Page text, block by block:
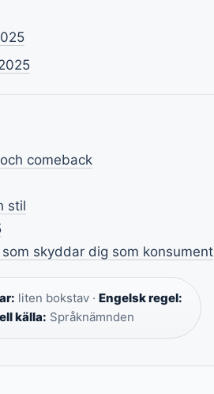
comeback
stil
skyddar dig som konsument
liten bokstav · Engelsk regel:
källa: Språknämnden